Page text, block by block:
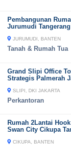
Pembangunan
Jurumudi
JURUMUDI, BANTEN
Tanah & Rumah Tua
Grand Slipi Office
Strategis Palmerah
SLIPI, DKI JAKARTA
Perkantoran
Rumah 2Lantai
Swan City Cikupa
CIKUPA, BANTEN